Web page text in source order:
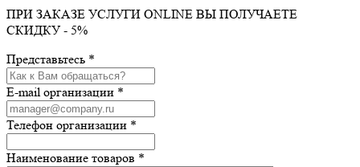
ПРИ ЗАКАЗЕ УСЛУГИ ONLINE ВЫ ПОЛУЧАЕТЕ
СКИДКУ - 5%
Представьтесь *
E-mail организации *
Телефон организации *
Наименование товаров *